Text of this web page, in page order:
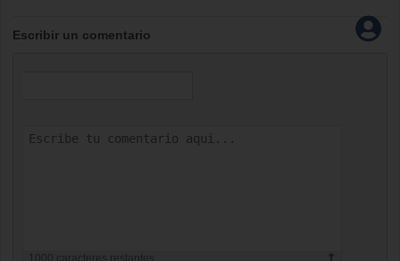
Escribir un comentario
caracteres restantes